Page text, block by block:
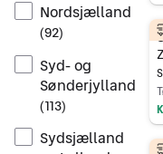
Nordsjælland
(92)
Syd- og
Sønderjylland
(113)
Sydsjælland